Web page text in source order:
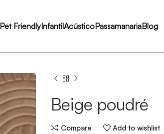
Pet FriendlyInfantilAcústicoPassamanariaBlog
Beige poudré
Compare Add to wishlist